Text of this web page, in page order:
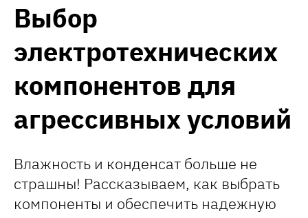
Выбор
электротехнических
компонентов для
агрессивных условий
Влажность и конденсат больше не
страшны! Рассказываем, как выбрать
компоненты и обеспечить надежную